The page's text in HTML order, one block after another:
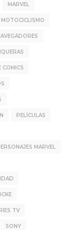
MARVEL
MOTOCICLISMO
COMICS
PELÍCULAS
MARVEL
TV
SONY